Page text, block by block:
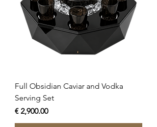
Full Obsidian Caviar and Vodka
Serving Set
السعر